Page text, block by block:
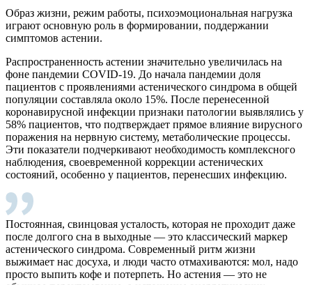
Образ жизни, режим работы, психоэмоциональная нагрузка
играют основную роль в формировании, поддержании
симптомов астении.
Распространенность астении значительно увеличилась на
фоне пандемии COVID-19. До начала пандемии доля
пациентов с проявлениями астенического синдрома в общей
популяции составляла около 15%. После перенесенной
коронавирусной инфекции признаки патологии выявлялись у
58% пациентов, что подтверждает прямое влияние вирусного
поражения на нервную систему, метаболические процессы.
Эти показатели подчеркивают необходимость комплексного
наблюдения, своевременной коррекции астенических
состояний, особенно у пациентов, перенесших инфекцию.
Постоянная, свинцовая усталость, которая не проходит даже
после долгого сна в выходные — это классический маркер
астенического синдрома. Современный ритм жизни
выжимает нас досуха, и люди часто отмахиваются: мол, надо
просто выпить кофе и потерпеть. Но астения — это не